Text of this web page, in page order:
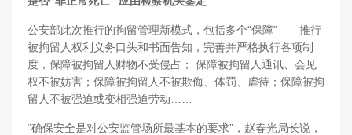
公安部此次推行的拘留管理新模式，包括多个“保障”——推行
被拘留人权利义务口头和书面告知，完善并严格执行各项制
度，保障被拘留人财物不受侵占； 保障被拘留人通讯、会见
权不被妨害；保障被拘留人不被欺侮、体罚、虐待；保障被拘
留人不被强迫或变相强迫劳动……
“确保安全是对公安监管场所最基本的要求”，赵春光局长说，